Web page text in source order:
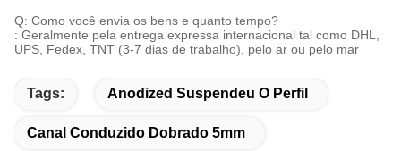
Q: Como você envia os bens e quanto tempo?
: Geralmente pela entrega expressa internacional tal como DHL,
UPS, Fedex, TNT (3-7 dias de trabalho), pelo ar ou pelo mar
Tags: Anodized Suspendeu O Perfil
Canal Conduzido Dobrado 5mm